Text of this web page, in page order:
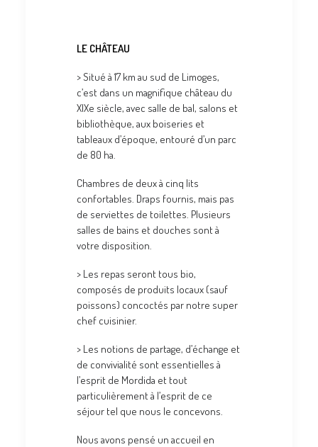
LE CHÂTEAU
> Situé à 17 km au sud de Limoges,
c’est dans un magnifique château du
XIXe siècle, avec salle de bal, salons et
bibliothèque, aux boiseries et
tableaux d’époque, entouré d’un parc
de 80 ha.
Chambres de deux à cinq lits
confortables. Draps fournis, mais pas
de serviettes de toilettes. Plusieurs
salles de bains et douches sont à
votre disposition.
> Les repas seront tous bio,
composés de produits locaux (sauf
poissons) concoctés par notre super
chef cuisinier.
> Les notions de partage, d’échange et
de convivialité sont essentielles à
l’esprit de Mordida et tout
particulièrement à l’esprit de ce
séjour tel que nous le concevons.
Nous avons pensé un accueil en